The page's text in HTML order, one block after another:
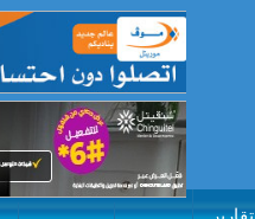
تقارير